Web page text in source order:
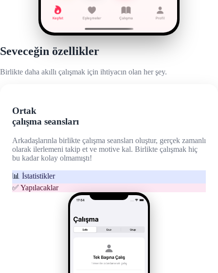
Seveceğin özellikler
Birlikte daha akıllı çalışmak için ihtiyacın olan her şey.
Ortak
çalışma seansları
Arkadaşlarınla birlikte çalışma seansları oluştur, gerçek zamanlı
olarak ilerlemeni takip et ve motive kal. Birlikte çalışmak hiç
bu kadar kolay olmamıştı!
📊 İstatistikler
✅ Yapılacaklar